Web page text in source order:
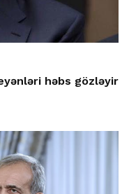
həbs gözləyir